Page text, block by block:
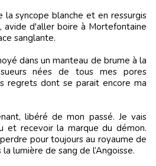
la syncope blanche et en ressurgis
avide d'aller boire à Mortefontaine
sanglante.
dans un manteau de brume à la
nées de tous mes pores
regrets dont se parait encore ma
libéré de mon passé. Je vais
et recevoir la marque du démon.
pour toujours au royaume de
lumière de sang de l’Angoisse.